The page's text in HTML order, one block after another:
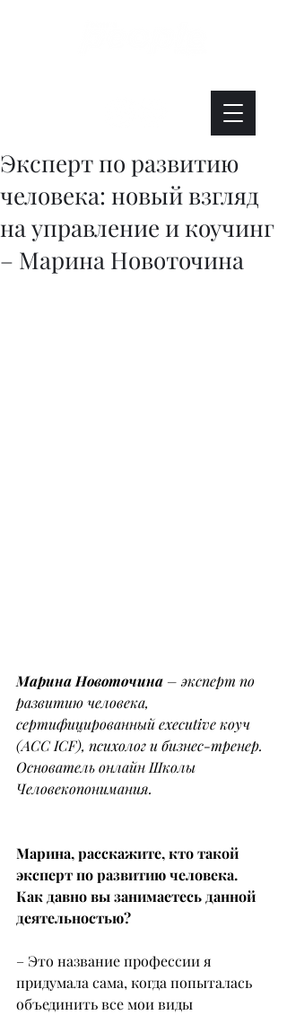
Эксперт по развитию
человека: новый взгляд
на управление и коучинг
– Марина Новоточина
Марина Новоточина – эксперт по
развитию человека,
сертифицированный executive коуч
(ACC ICF), психолог и бизнес-тренер.
Основатель онлайн Школы
Человекопонимания.
Марина, расскажите, кто такой
эксперт по развитию человека.
Как давно вы занимаетесь данной
деятельностью?
– Это название профессии я
придумала сама, когда попыталась
объединить все мои виды